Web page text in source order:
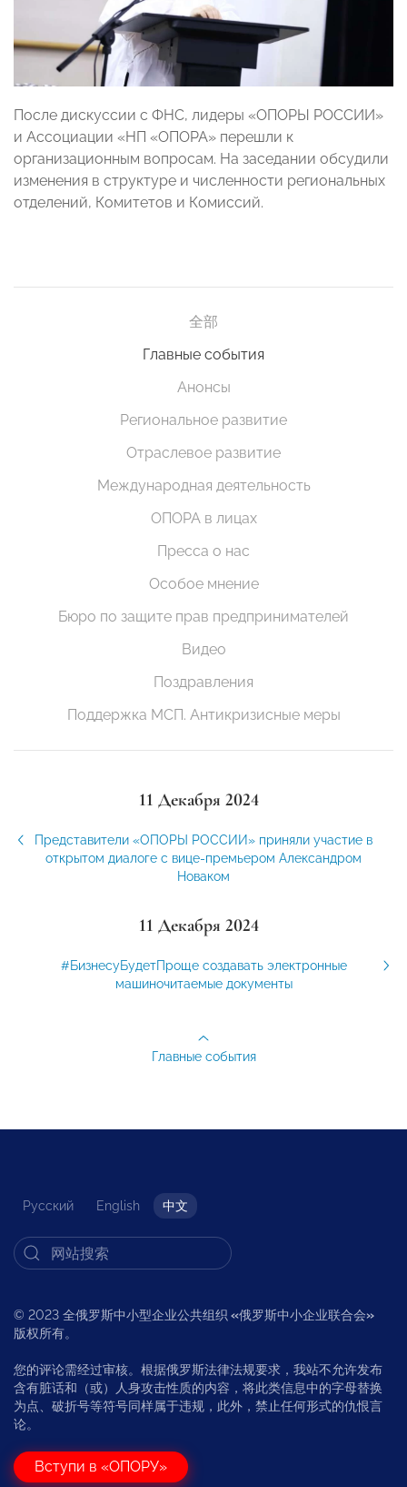
После дискуссии с ФНС, лидеры «ОПОРЫ РОССИИ»
и Ассоциации «НП «ОПОРА» перешли к
организационным вопросам. На заседании обсудили
изменения в структуре и численности региональных
отделений, Комитетов и Комиссий.
全部
Главные события
Анонсы
Региональное развитие
Отраслевое развитие
Международная деятельность
ОПОРА в лицах
Пресса о нас
Особое мнение
Бюро по защите прав предпринимателей
Видео
Поздравления
Поддержка МСП. Антикризисные меры
11 Декабря 2024
Представители «ОПОРЫ РОССИИ» приняли участие в
открытом диалоге с вице-премьером Александром
Новаком
11 Декабря 2024
#БизнесуБудетПроще создавать электронные
машиночитаемые документы
Главные события
Русский English 中文
© 2023 全俄罗斯中小型企业公共组织 «俄罗斯中小企业联合会»
版权所有。
您的评论需经过审核。根据俄罗斯法律法规要求，我站不允许发布
含有脏话和（或）人身攻击性质的内容，将此类信息中的字母替换
为点、破折号等符号同样属于违规，此外，禁止任何形式的仇恨言
论。
Вступи в «ОПОРУ»